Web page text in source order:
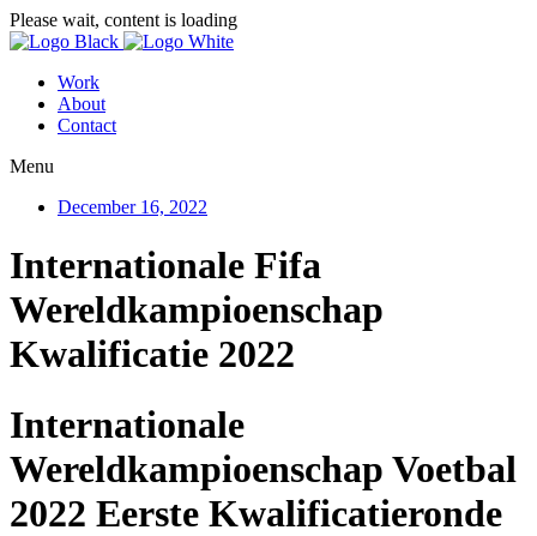
Please wait, content is loading
Work
About
Contact
Menu
December 16, 2022
Internationale Fifa
Wereldkampioenschap
Kwalificatie 2022
Internationale
Wereldkampioenschap Voetbal
2022 Eerste Kwalificatieronde